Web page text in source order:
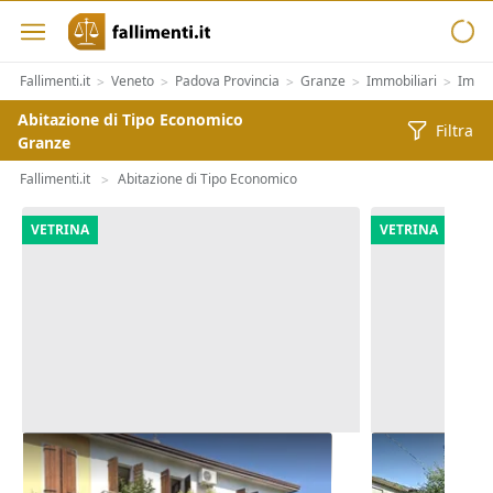
Fallimenti.it > Veneto > Padova Provincia > Granze > Immobiliari >
Abitazione di Tipo Economico
Granze
Filtra
Fallimenti.it > Abitazione di Tipo Economico
VETRINA
Asta Abitazione cielo terra con
cortile e cantina
VETRINA
Asta Casa